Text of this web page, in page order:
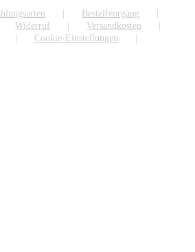
Bestellvorgang
Widerruf
Versandkosten
Cookie-Einstellungen